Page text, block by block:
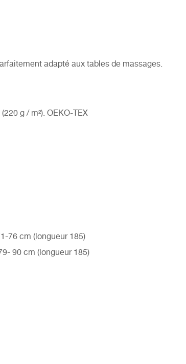
adapté auxtables de massages.
g / m²). OEKO-TEX
76 cm (longueur 185)
90 cm (longueur 185)